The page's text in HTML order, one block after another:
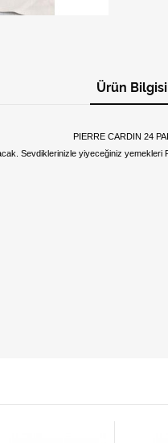
Ürün Bilgisi
PIERRE CARDIN 24
Sevdiklerinizle yiyeceğiniz yemekleri